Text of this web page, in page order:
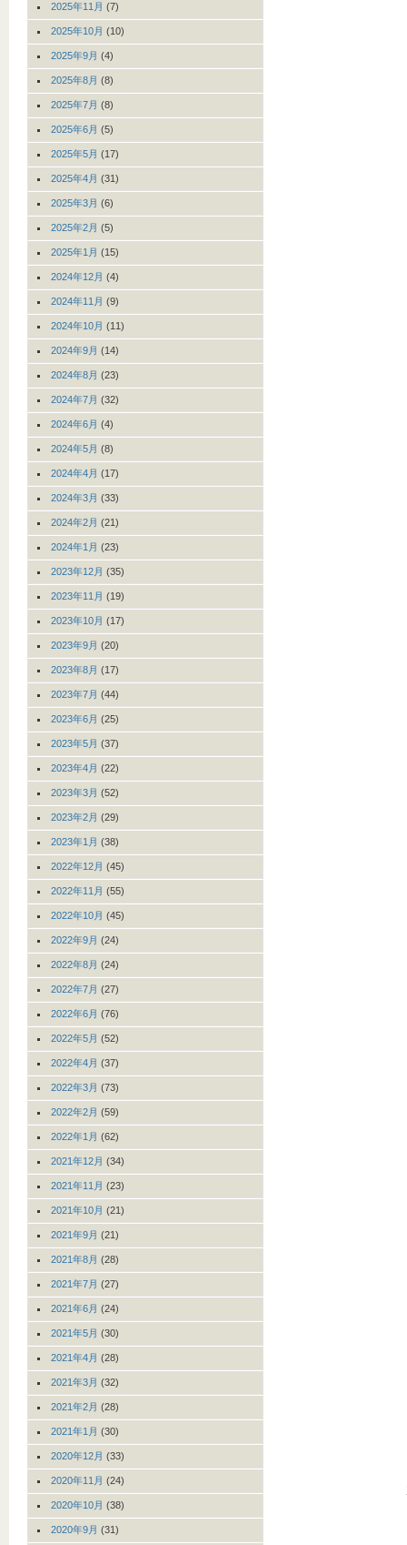
2025年11月 (7)
2025年10月 (10)
2025年9月 (4)
2025年8月 (8)
2025年7月 (8)
2025年6月 (5)
2025年5月 (17)
2025年4月 (31)
2025年3月 (6)
2025年2月 (5)
2025年1月 (15)
2024年12月 (4)
2024年11月 (9)
2024年10月 (11)
2024年9月 (14)
2024年8月 (23)
2024年7月 (32)
2024年6月 (4)
2024年5月 (8)
2024年4月 (17)
2024年3月 (33)
2024年2月 (21)
2024年1月 (23)
2023年12月 (35)
2023年11月 (19)
2023年10月 (17)
2023年9月 (20)
2023年8月 (17)
2023年7月 (44)
2023年6月 (25)
2023年5月 (37)
2023年4月 (22)
2023年3月 (52)
2023年2月 (29)
2023年1月 (38)
2022年12月 (45)
2022年11月 (55)
2022年10月 (45)
2022年9月 (24)
2022年8月 (24)
2022年7月 (27)
2022年6月 (76)
2022年5月 (52)
2022年4月 (37)
2022年3月 (73)
2022年2月 (59)
2022年1月 (62)
2021年12月 (34)
2021年11月 (23)
2021年10月 (21)
2021年9月 (21)
2021年8月 (28)
2021年7月 (27)
2021年6月 (24)
2021年5月 (30)
2021年4月 (28)
2021年3月 (32)
2021年2月 (28)
2021年1月 (30)
2020年12月 (33)
2020年11月 (24)
2020年10月 (38)
2020年9月 (31)